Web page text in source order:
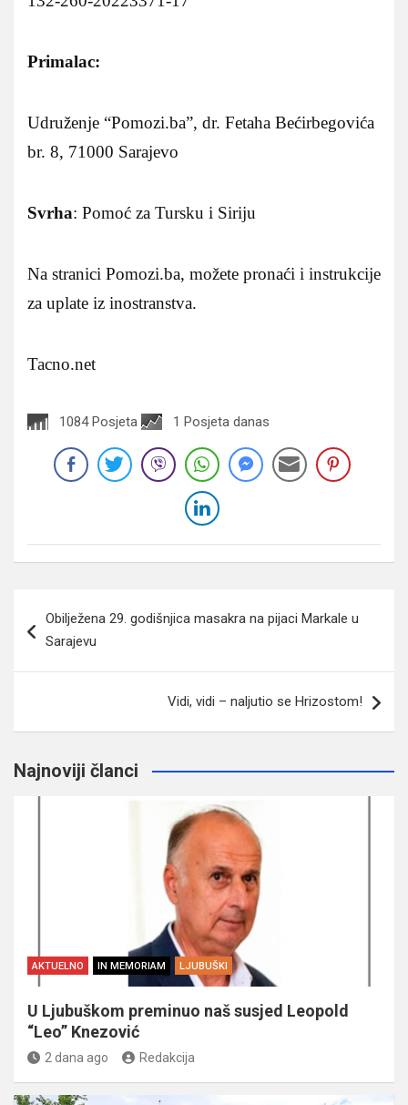
Primalac:
Udruženje “Pomozi.ba”, dr. Fetaha Bećirbegovića
br. 8, 71000 Sarajevo
Svrha: Pomoć za Tursku i Siriju
Na stranici Pomozi.ba, možete pronaći i instrukcije
za uplate iz inostranstva.
Tacno.net
1084 Posjeta 1 Posjeta danas
članaka
Obilježena 29. godišnjica masakra na pijaci Markale u
Sarajevu
Vidi, vidi – naljutio se Hrizostom!
Najnoviji članci
AKTUELNO IN MEMORIAM LJUBUŠKI
U Ljubuškom preminuo naš susjed Leopold
“Leo” Knezović
2 dana ago Redakcija